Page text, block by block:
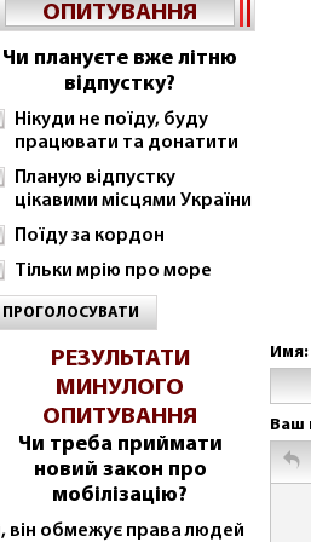
ОПИТУВАННЯ
Чи плануєте вже літню
відпустку?
Нікуди не поїду, буду
працювати та донатити
Планую відпустку
цікавими місцями України
Поїду за кордон
Тільки мрію про море
ПРОГОЛОСУВАТИ
РЕЗУЛЬТАТИ
МИНУЛОГО
ОПИТУВАННЯ
Чи треба приймати
новий закон про
мобілізацію?
він обмежує права людей
Имя:
Ваш